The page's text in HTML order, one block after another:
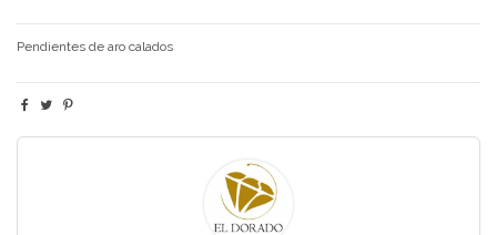
Pendientes de aro calados